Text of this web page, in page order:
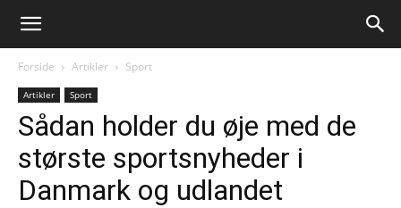
Forside Artikler Sport
Artikler Sport
Sådan holder du øje med de
største sportsnyheder i
Danmark og udlandet